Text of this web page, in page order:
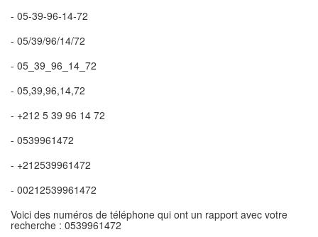
- 05-39-96-14-72
- 05/39/96/14/72
- 05_39_96_14_72
- 05,39,96,14,72
- +212 5 39 96 14 72
- 0539961472
- +212539961472
- 00212539961472
Voici des numéros de téléphone qui ont un rapport avec votre
recherche : 0539961472